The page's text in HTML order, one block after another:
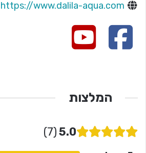
https://www.dalila-aqua.com
המלצות
5.0
7